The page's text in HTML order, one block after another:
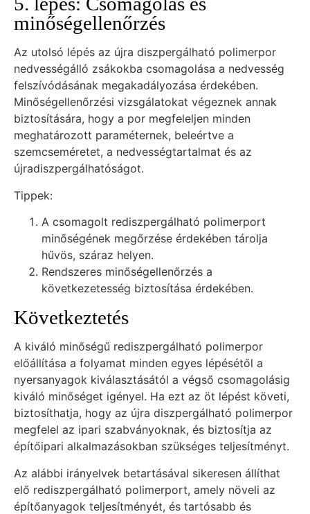
minőségellenőrzés
Az utolsó lépés az újra diszpergálható polimerpor
nedvességálló zsákokba csomagolása a nedvesség
felszívódásának megakadályozása érdekében.
Minőségellenőrzési vizsgálatokat végeznek annak
biztosítására, hogy a por megfeleljen minden
meghatározott paraméternek, beleértve a
szemcseméretet, a nedvességtartalmat és az
újradiszpergálhatóságot.
Tippek:
A csomagolt rediszpergálható polimerport
minőségének megőrzése érdekében tárolja
hűvös, száraz helyen.
Rendszeres minőségellenőrzés a
következetesség biztosítása érdekében.
Következtetés
A kiváló minőségű rediszpergálható polimerpor
előállítása a folyamat minden egyes lépésétől a
nyersanyagok kiválasztásától a végső csomagolásig
kiváló minőséget igényel. Ha ezt az öt lépést követi,
biztosíthatja, hogy az újra diszpergálható polimerpor
megfelel az ipari szabványoknak, és biztosítja az
építőipari alkalmazásokban szükséges teljesítményt.
Az alábbi irányelvek betartásával sikeresen állíthat
elő rediszpergálható polimerport, amely növeli az
építőanyagok teljesítményét, és tartósabb és